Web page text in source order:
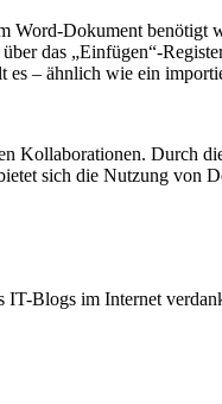
Word-Dokument benötigt
das „Einfügen“-
– ähnlich wie ein
Kollaborationen. Durch
sich die Nutzung von
Blogs im Internet